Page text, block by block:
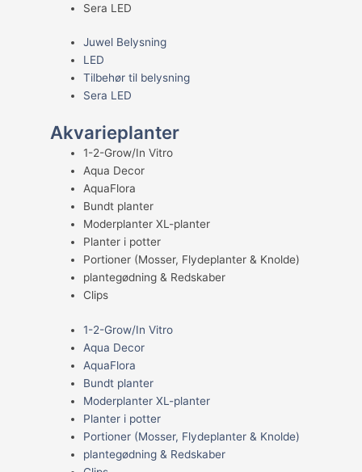
Sera LED
Juwel Belysning
LED
Tilbehør til belysning
Sera LED
Akvarieplanter
1-2-Grow/In Vitro
Aqua Decor
AquaFlora
Bundt planter
Moderplanter XL-planter
Planter i potter
Portioner (Mosser, Flydeplanter & Knolde)
plantegødning & Redskaber
Clips
1-2-Grow/In Vitro
Aqua Decor
AquaFlora
Bundt planter
Moderplanter XL-planter
Planter i potter
Portioner (Mosser, Flydeplanter & Knolde)
plantegødning & Redskaber